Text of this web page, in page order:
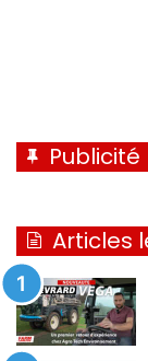
Publicité
Articles